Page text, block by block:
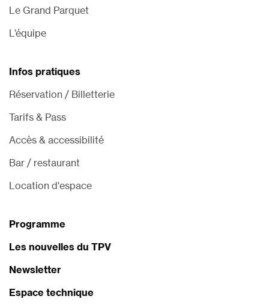
Le Grand Parquet
L’équipe
Infos pratiques
Réservation / Billetterie
Tarifs & Pass
Accès & accessibilité
Bar / restaurant
Location d'espace
Programme
Les nouvelles du TPV
Newsletter
Espace technique